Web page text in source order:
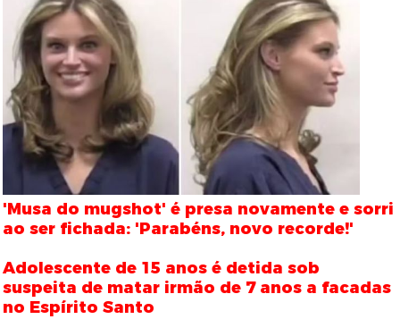
'Musa do mugshot' é presa novamente e sorri
ao ser fichada: 'Parabéns, novo recorde!'
Adolescente de 15 anos é detida sob
suspeita de matar irmão de 7 anos a facadas
no Espírito Santo